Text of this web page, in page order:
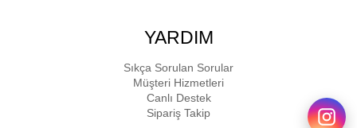
YARDIM
Sıkça Sorulan Sorular
Müşteri Hizmetleri
Canlı Destek
Sipariş Takip